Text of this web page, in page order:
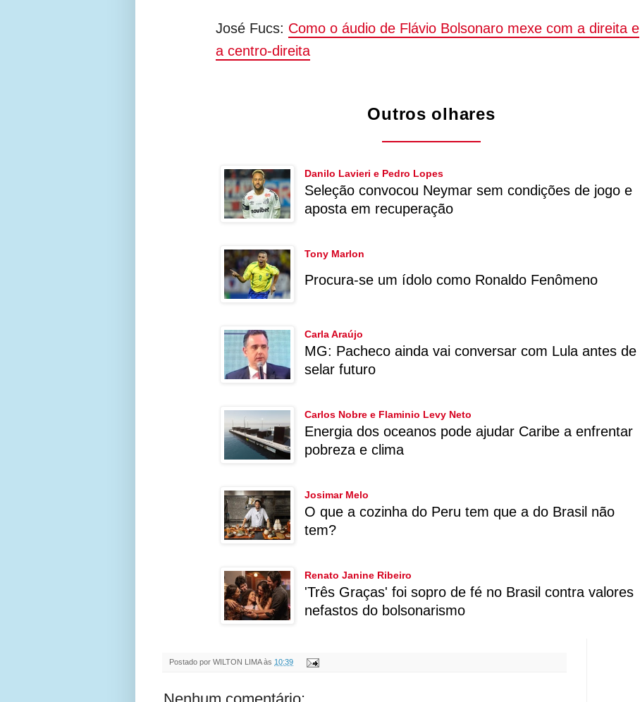
José Fucs: Como o áudio de Flávio Bolsonaro mexe com a direita e
a centro-direita
Outros olhares
Danilo Lavieri e Pedro Lopes
Seleção convocou Neymar sem condições de jogo e
aposta em recuperação
Tony Marlon
Procura-se um ídolo como Ronaldo Fenômeno
Carla Araújo
MG: Pacheco ainda vai conversar com Lula antes de
selar futuro
Carlos Nobre e Flaminio Levy Neto
Energia dos oceanos pode ajudar Caribe a enfrentar
pobreza e clima
Josimar Melo
O que a cozinha do Peru tem que a do Brasil não
tem?
Renato Janine Ribeiro
'Três Graças' foi sopro de fé no Brasil contra valores
nefastos do bolsonarismo
Postado por WILTON LIMA às 10:39